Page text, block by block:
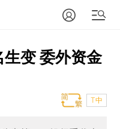
变 委外资金
T中